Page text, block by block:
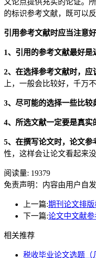
的标识参考文献，既可以
引用参考文献时应当注意好
1、引用的参考文献最好是
2、在选择参考文献时，应
上，一般会比较好，千万
3、尽可能的选择一些比较
4、所选文献一定要是真实
5、在撰写论文时，论文参
性，这样会让论文看起来
阅读量: 19379
免责声明：内容由用户自
上一篇:期刊论文排
下一篇:论文中文献
相关推荐
税收毕业论文选题（